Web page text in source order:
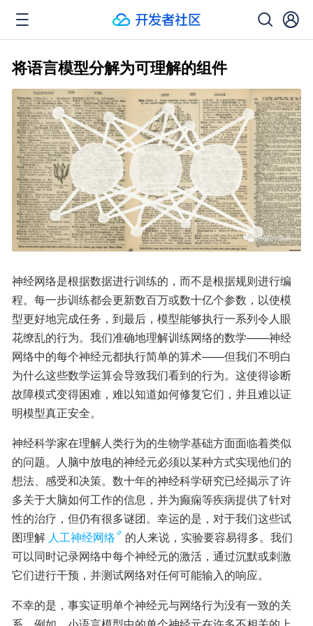
将语言模型分解为可理解的组件
神经网络是根据数据进行训练的，而不是根据规则进行编
程。每一步训练都会更新数百万或数十亿个参数，以使模
型更好地完成任务，到最后，模型能够执行一系列令人眼
花缭乱的行为。我们准确地理解训练网络的数学——神经
网络中的每个神经元都执行简单的算术——但我们不明白
为什么这些数学运算会导致我们看到的行为。这使得诊断
故障模式变得困难，难以知道如何修复它们，并且难以证
明模型真正安全。
神经科学家在理解人类行为的生物学基础方面面临着类似
的问题。人脑中放电的神经元必须以某种方式实现他们的
想法、感受和决策。数十年的神经科学研究已经揭示了许
多关于大脑如何工作的信息，并为癫痫等疾病提供了针对
性的治疗，但仍有很多谜团。幸运的是，对于我们这些试
图理解 人工神经网络
的人来说，实验要容易得多。我们
可以同时记录网络中每个神经元的激活，通过沉默或刺激
它们进行干预，并测试网络对任何可能输入的响应。
不幸的是，事实证明单个神经元与网络行为没有一致的关